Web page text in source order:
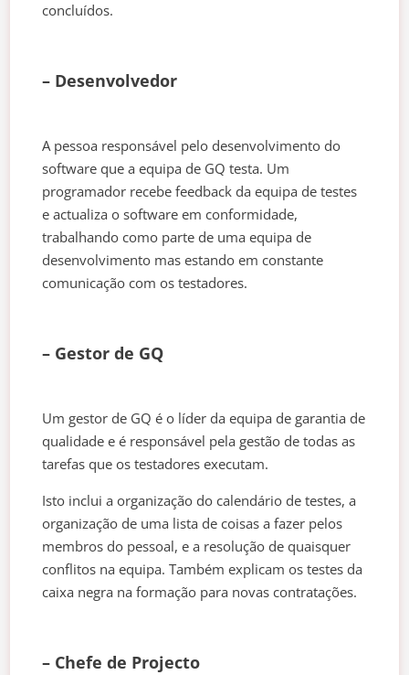
concluídos.
– Desenvolvedor
A pessoa responsável pelo desenvolvimento do
software que a equipa de GQ testa. Um
programador recebe feedback da equipa de testes
e actualiza o software em conformidade,
trabalhando como parte de uma equipa de
desenvolvimento mas estando em constante
comunicação com os testadores.
– Gestor de GQ
Um gestor de GQ é o líder da equipa de garantia de
qualidade e é responsável pela gestão de todas as
tarefas que os testadores executam.
Isto inclui a organização do calendário de testes, a
organização de uma lista de coisas a fazer pelos
membros do pessoal, e a resolução de quaisquer
conflitos na equipa. Também explicam os testes da
caixa negra na formação para novas contratações.
– Chefe de Projecto